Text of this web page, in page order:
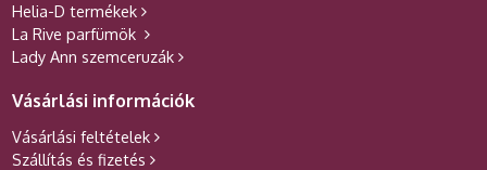
Helia-D termékek
La Rive parfümök
Lady Ann szemceruzák
Vásárlási információk
Vásárlási feltételek
Szállítás és fizetés